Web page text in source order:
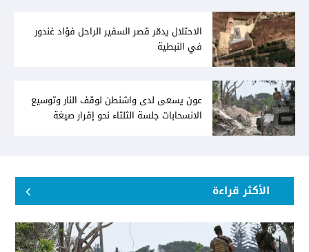
الاحتلال يدمّر قصر السفير الراحل فؤاد غندور
في النبطية
عون يسعى لدى واشنطن لوقف النار وتوسيع
الانسحابات جلسة الثلثاء نحو إقرار صيغة
الأكثر قراءة